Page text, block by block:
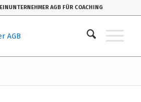
AGB FÜR COACHING